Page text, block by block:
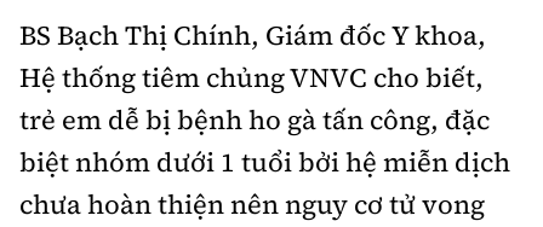
BS Bạch Thị Chính, Giám đốc Y khoa,
Hệ thống tiêm chủng VNVC cho biết,
trẻ em dễ bị bệnh ho gà tấn công, đặc
biệt nhóm dưới 1 tuổi bởi hệ miễn dịch
chưa hoàn thiện nên nguy cơ tử vong